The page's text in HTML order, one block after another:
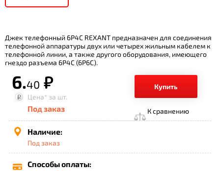
Джек телефонный 6P4C REXANT предназначен для соединения
телефонной аппаратуры двух или четырех жильным кабелем к
телефонной линии, а также другого оборудования, имеющего
гнездо разъема 6P4C (6P6C).
6.40 р.
Купить
Цена* за шт.
Под заказ К сравнению
Наличие:
Под заказ
Способы оплаты: